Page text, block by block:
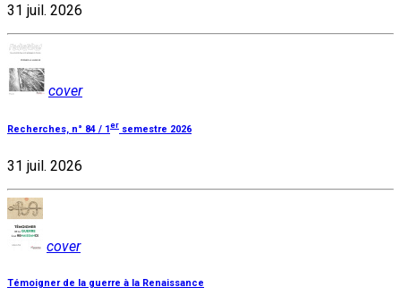
31 juil. 2026
cover
Recherches, n° 84 / 1 er semestre 2026
31 juil. 2026
cover
Témoigner de la guerre à la Renaissance